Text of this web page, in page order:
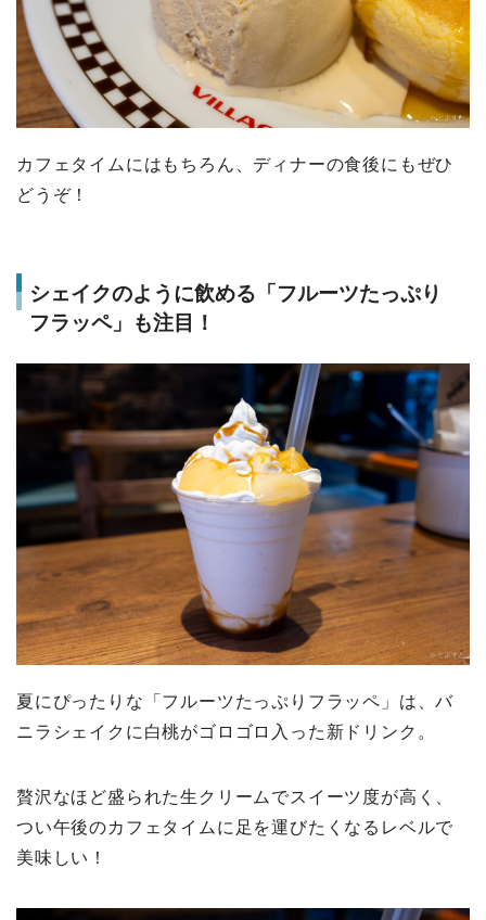
カフェタイムにはもちろん、ディナーの食後にもぜひ
どうぞ！
シェイクのように飲める「フルーツたっぷり
フラッペ」も注目！
夏にぴったりな「フルーツたっぷりフラッペ」は、バ
ニラシェイクに白桃がゴロゴロ入った新ドリンク。
贅沢なほど盛られた生クリームでスイーツ度が高く、
つい午後のカフェタイムに足を運びたくなるレベルで
美味しい！